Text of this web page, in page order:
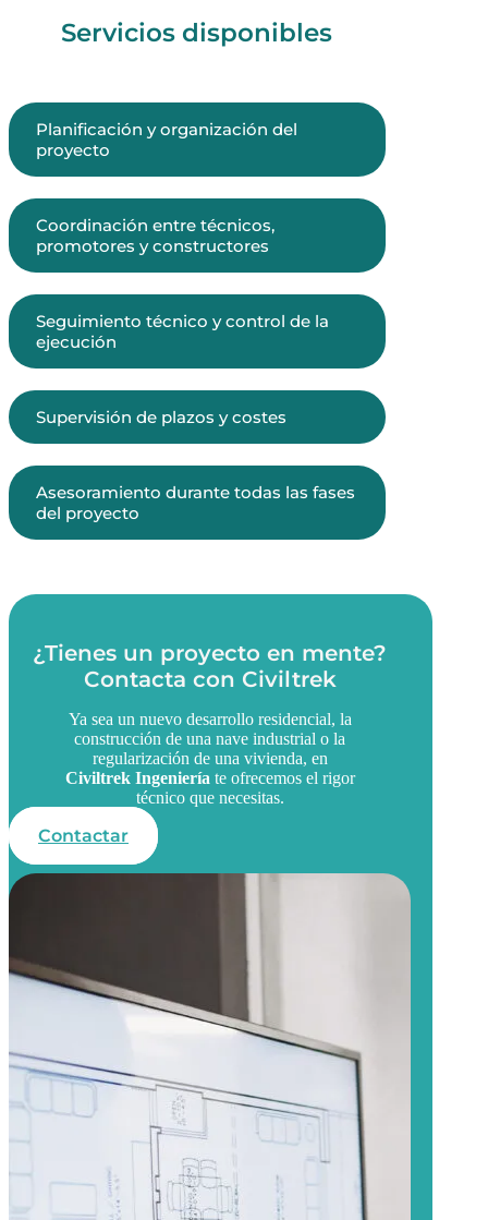
Servicios disponibles
Planificación y organización del
proyecto
Coordinación entre técnicos,
promotores y constructores
Seguimiento técnico y control de la
ejecución
Supervisión de plazos y costes
Asesoramiento durante todas las fases
del proyecto
¿Tienes un proyecto en mente?
Contacta con Civiltrek
Ya sea un nuevo desarrollo residencial, la
construcción de una nave industrial o la
regularización de una vivienda, en
Civiltrek Ingeniería te ofrecemos el rigor
técnico que necesitas.
Contactar